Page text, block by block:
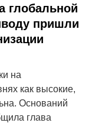
глобальной
пришли
на
как высокие,
Оснований
глава